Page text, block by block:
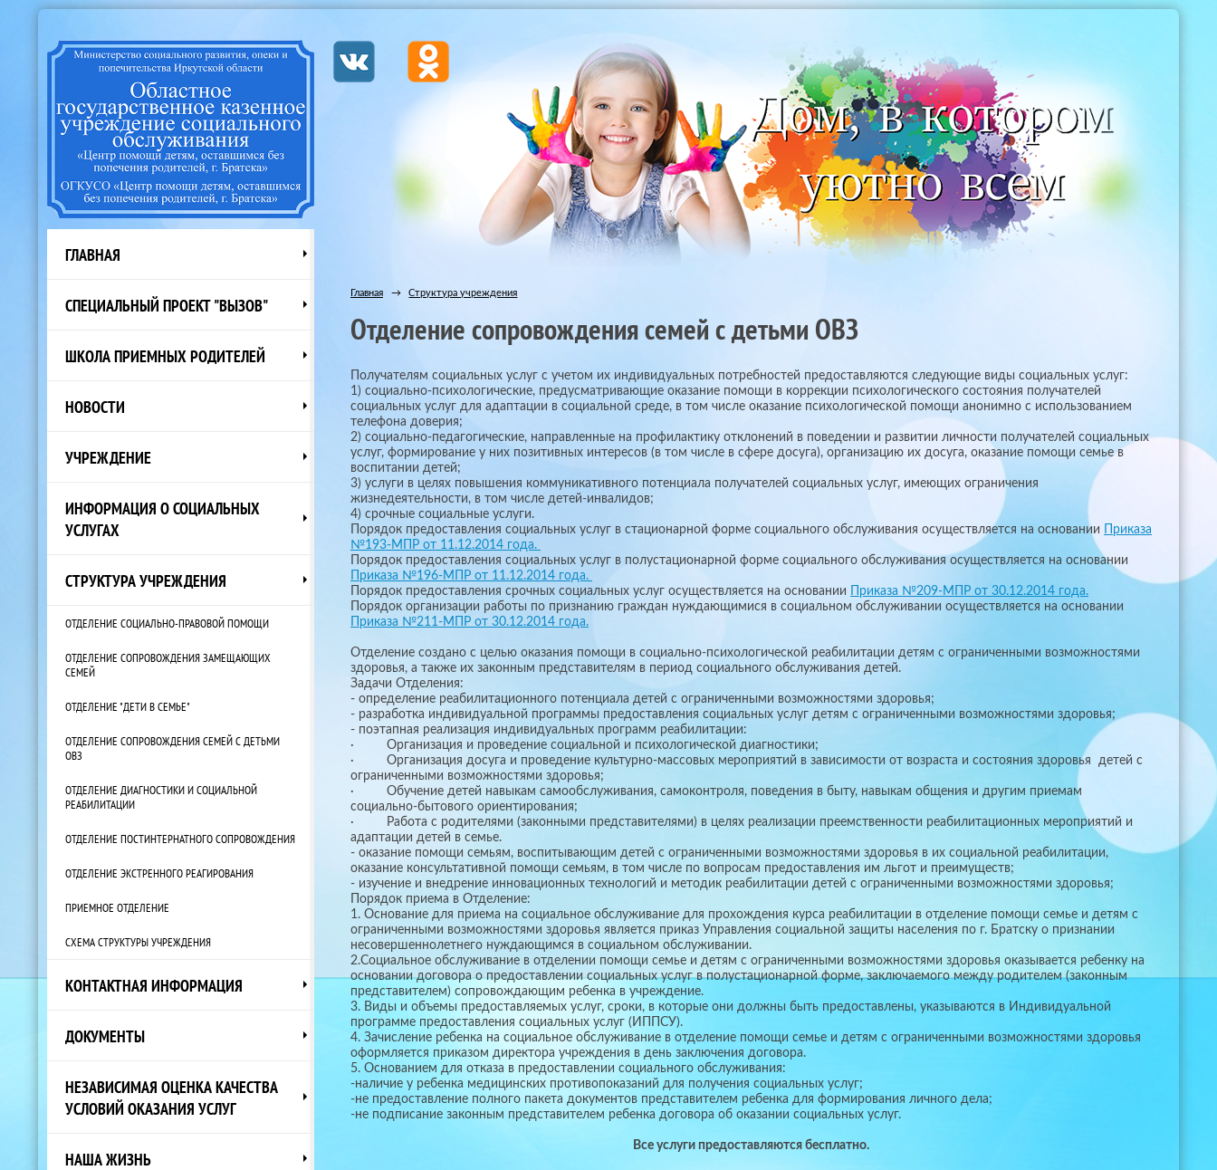
ГЛАВНАЯ
СПЕЦИАЛЬНЫЙ ПРОЕКТ "ВЫЗОВ"
ШКОЛА ПРИЕМНЫХ РОДИТЕЛЕЙ
НОВОСТИ
УЧРЕЖДЕНИЕ
ИНФОРМАЦИЯ О СОЦИАЛЬНЫХ
УСЛУГАХ
СТРУКТУРА УЧРЕЖДЕНИЯ
ОТДЕЛЕНИЕ СОЦИАЛЬНО-ПРАВОВОЙ ПОМОЩИ
ОТДЕЛЕНИЕ СОПРОВОЖДЕНИЯ ЗАМЕЩАЮЩИХ
СЕМЕЙ
ОТДЕЛЕНИЕ "ДЕТИ В СЕМЬЕ"
ОТДЕЛЕНИЕ СОПРОВОЖДЕНИЯ СЕМЕЙ С ДЕТЬМИ
ОВЗ
ОТДЕЛЕНИЕ ДИАГНОСТИКИ И СОЦИАЛЬНОЙ
РЕАБИЛИТАЦИИ
ОТДЕЛЕНИЕ ПОСТИНТЕРНАТНОГО СОПРОВОЖДЕНИЯ
ОТДЕЛЕНИЕ ЭКСТРЕННОГО РЕАГИРОВАНИЯ
ПРИЕМНОЕ ОТДЕЛЕНИЕ
СХЕМА СТРУКТУРЫ УЧРЕЖДЕНИЯ
КОНТАКТНАЯ ИНФОРМАЦИЯ
ДОКУМЕНТЫ
НЕЗАВИСИМАЯ ОЦЕНКА КАЧЕСТВА
УСЛОВИЙ ОКАЗАНИЯ УСЛУГ
НАША ЖИЗНЬ
Главная → Структура учреждения
Отделение сопровождения семей с детьми ОВЗ
Получателям социальных услуг с учетом их индивидуальных потребностей предоставляются следующие виды социальных услуг:
1) социально-психологические, предусматривающие оказание помощи в коррекции психологического состояния получателей
социальных услуг для адаптации в социальной среде, в том числе оказание психологической помощи анонимно с использованием
телефона доверия;
2) социально-педагогические, направленные на профилактику отклонений в поведении и развитии личности получателей социальных
услуг, формирование у них позитивных интересов (в том числе в сфере досуга), организацию их досуга, оказание помощи семье в
воспитании детей;
3) услуги в целях повышения коммуникативного потенциала получателей социальных услуг, имеющих ограничения
жизнедеятельности, в том числе детей-инвалидов;
4) срочные социальные услуги.
Порядок предоставления социальных услуг в стационарной форме социального обслуживания осуществляется на основании
Приказа
№193-МПР от 11.12.2014 года.
Порядок предоставления социальных услуг в полустационарной форме социального обслуживания осуществляется на основании
Приказа №196-МПР от 11.12.2014 года.
Порядок предоставления срочных социальных услуг осуществляется на основании
Приказа №209-МПР от 30.12.2014 года.
Порядок организации работы по признанию граждан нуждающимися в социальном обслуживании осуществляется на основании
Приказа №211-МПР от 30.12.2014 года.
Отделение создано с целью оказания помощи в социально-психологической реабилитации детям с ограниченными возможностями
здоровья, а также их законным представителям в период социального обслуживания детей.
Задачи Отделения:
- определение реабилитационного потенциала детей с ограниченными возможностями здоровья;
- разработка индивидуальной программы предоставления социальных услуг детям с ограниченными возможностями здоровья;
- поэтапная реализация индивидуальных программ реабилитации:
· Организация и проведение социальной и психологической диагностики;
· Организация досуга и проведение культурно-массовых мероприятий в зависимости от возраста и состояния здоровья детей с
ограниченными возможностями здоровья;
· Обучение детей навыкам самообслуживания, самоконтроля, поведения в быту, навыкам общения и другим приемам
социально-бытового ориентирования;
· Работа с родителями (законными представителями) в целях реализации преемственности реабилитационных мероприятий и
адаптации детей в семье.
- оказание помощи семьям, воспитывающим детей с ограниченными возможностями здоровья в их социальной реабилитации,
оказание консультативной помощи семьям, в том числе по вопросам предоставления им льгот и преимуществ;
- изучение и внедрение инновационных технологий и методик реабилитации детей с ограниченными возможностями здоровья;
Порядок приема в Отделение:
1. Основание для приема на социальное обслуживание для прохождения курса реабилитации в отделение помощи семье и детям с
ограниченными возможностями здоровья является приказ Управления социальной защиты населения по г. Братску о признании
несовершеннолетнего нуждающимся в социальном обслуживании.
2.Социальное обслуживание в отделении помощи семье и детям с ограниченными возможностями здоровья оказывается ребенку на
основании договора о предоставлении социальных услуг в полустационарной форме, заключаемого между родителем (законным
представителем) сопровождающим ребенка в учреждение.
3. Виды и объемы предоставляемых услуг, сроки, в которые они должны быть предоставлены, указываются в Индивидуальной
программе предоставления социальных услуг (ИППСУ).
4. Зачисление ребенка на социальное обслуживание в отделение помощи семье и детям с ограниченными возможностями здоровья
оформляется приказом директора учреждения в день заключения договора.
5. Основанием для отказа в предоставлении социального обслуживания:
-наличие у ребенка медицинских противопоказаний для получения социальных услуг;
-не предоставление полного пакета документов представителем ребенка для формирования личного дела;
-не подписание законным представителем ребенка договора об оказании социальных услуг.
Все услуги предоставляются бесплатно.